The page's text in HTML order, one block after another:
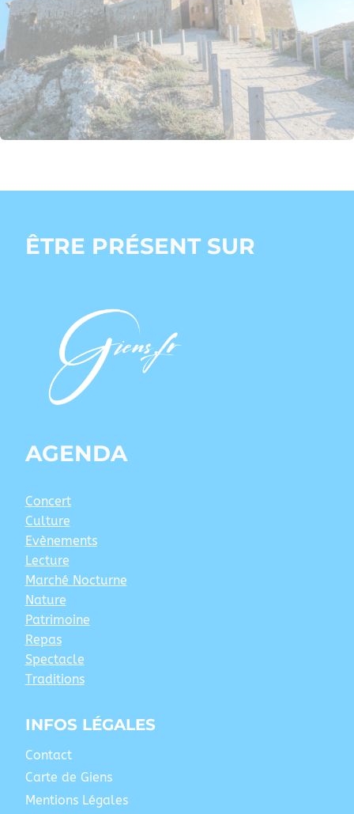
ÊTRE PRÉSENT SUR
AGENDA
Concert
Culture
Evènements
Lecture
Marché Nocturne
Nature
Patrimoine
Repas
Spectacle
Traditions
INFOS LÉGALES
Contact
Carte de Giens
Mentions Légales